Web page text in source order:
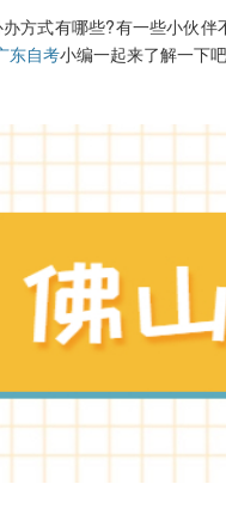
式有哪些?有一些小伙伴
东自考小编一起来了解一下